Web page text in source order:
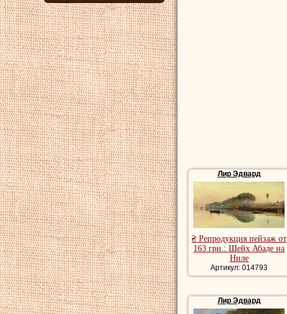
Лир Эдвард
₴ Репродукция пейзаж от
163 грн.: Шейх Абаде на
Ниле
Артикул: 014793
Лир Эдвард